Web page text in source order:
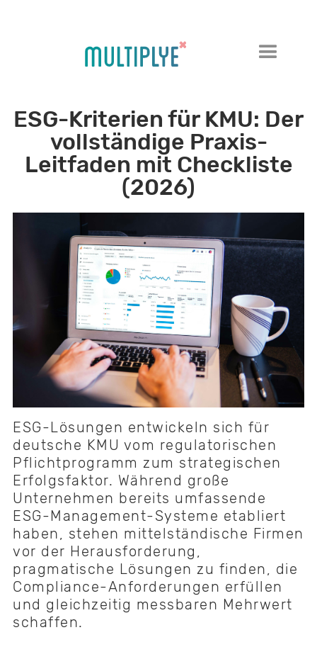
ESG-Kriterien für KMU: Der
vollständige Praxis-
Leitfaden mit Checkliste
(2026)
ESG-Lösungen entwickeln sich für
deutsche KMU vom regulatorischen
Pflichtprogramm zum strategischen
Erfolgsfaktor. Während große
Unternehmen bereits umfassende
ESG-Management-Systeme etabliert
haben, stehen mittelständische Firmen
vor der Herausforderung,
pragmatische Lösungen zu finden, die
Compliance-Anforderungen erfüllen
und gleichzeitig messbaren Mehrwert
schaffen.